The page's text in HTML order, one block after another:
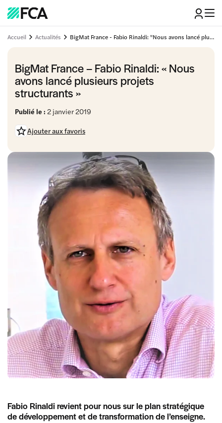
Accueil Actualités BigMat France - Fabio Rinaldi: "Nous avons lancé plusieurs projets structurants"
BigMat France – Fabio Rinaldi: « Nous
avons lancé plusieurs projets
structurants »
Publié le : 2 janvier 2019
Ajouter aux favoris
Fabio Rinaldi revient pour nous sur le plan stratégique
de développement et de transformation de l’enseigne.